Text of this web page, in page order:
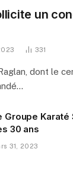
un
331
dont le
Groupe
30 ans
31, 2023